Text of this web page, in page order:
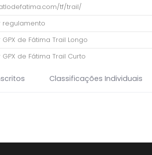
tf/trail/
regulamento
de Fátima Trail Longo
de Fátima Trail Curto
Classificações Individuais